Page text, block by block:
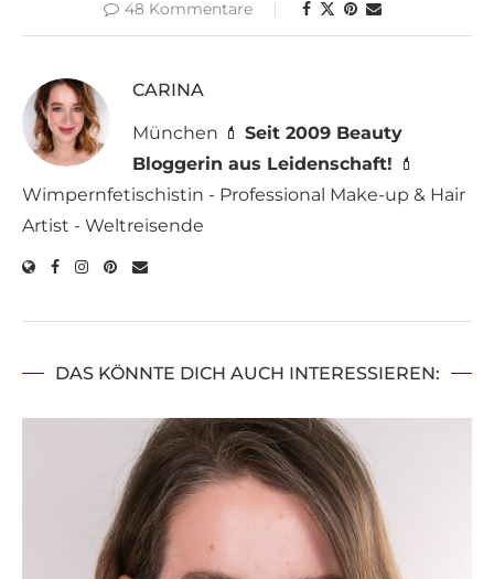
48 Kommentare
CARINA
München 💄 Seit 2009 Beauty
Bloggerin aus Leidenschaft! 💄
Wimpernfetischistin - Professional Make-up & Hair
Artist - Weltreisende
DAS KÖNNTE DICH AUCH INTERESSIEREN: